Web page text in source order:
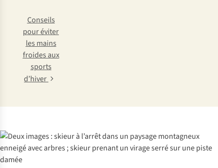
Conseils
pour éviter
les mains
froides aux
sports
d’hiver